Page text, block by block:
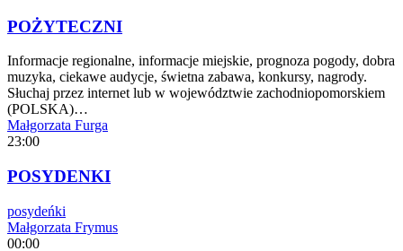
POŻYTECZNI
Informacje regionalne, informacje miejskie, prognoza pogody, dobra
muzyka, ciekawe audycje, świetna zabawa, konkursy, nagrody.
Słuchaj przez internet lub w województwie zachodniopomorskiem
(POLSKA)…
Małgorzata Furga
23:00
POSYDENKI
posydeńki
Małgorzata Frymus
00:00